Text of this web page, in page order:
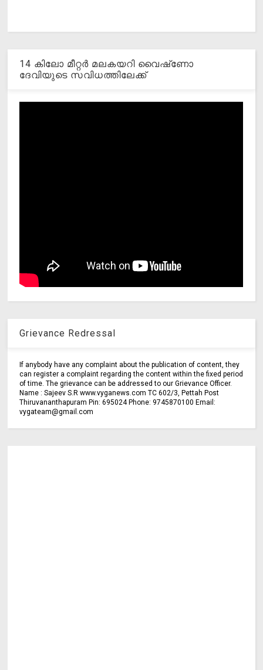
14 കിലോ മീറ്റര്‍ മലകയറി വൈഷ്‌ണോ
ദേവിയുടെ സവിധത്തിലേക്ക്
Grievance Redressal
If anybody have any complaint about the publication of content, they
can register a complaint regarding the content within the fixed period
of time. The grievance can be addressed to our Grievance Officer.
Name : Sajeev S.R www.vyganews.com TC 602/3, Pettah Post
Thiruvananthapuram Pin: 695024 Phone: 9745870100 Email:
vygateam@gmail.com